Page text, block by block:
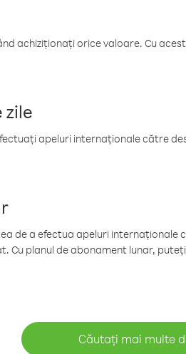
achiziționați orice valoare. Cu
zile
apeluri internaționale către
de a efectua apeluri internaționale
Cu planul de abonament lunar,
Căutați mai multe